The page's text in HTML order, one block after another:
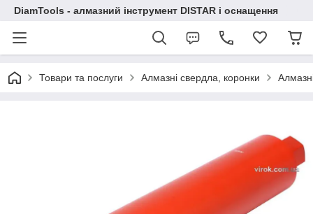
DiamTools - алмазний інструмент DISTAR і оснащення
Товари та послуги Алмазні свердла, коронки